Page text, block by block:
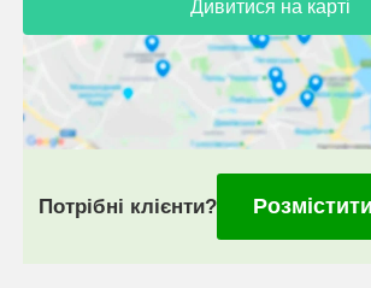
Дивитися на карті
Потрібні клієнти?